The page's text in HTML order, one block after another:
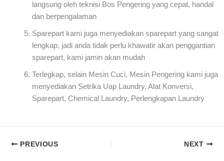
langsung oleh teknisi Bos Pengering yang cepat, handal
dan berpengalaman
Sparepart kami juga menyediakan sparepart yang sangat
lengkap, jadi anda tidak perlu khawatir akan penggantian
sparepart, kami jamin akan mudah
Terlegkap, selain Mesin Cuci, Mesin Pengering kami juga
menyediakan Setrika Uap Laundry, Alat Konversi,
Sparepart, Chemical Laundry, Perlengkapan Laundry
PREVIOUS NEXT